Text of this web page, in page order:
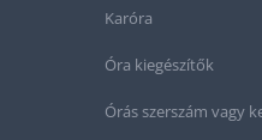
Karóra
Óra kiegészítők
Órás szerszám vagy